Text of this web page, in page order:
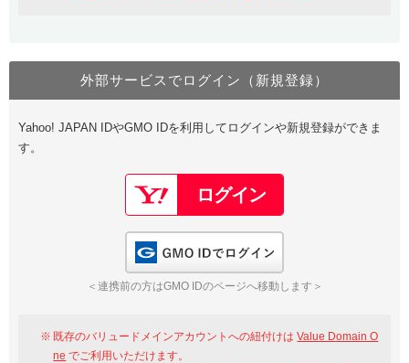
Value Domain Oneにログイン
Google
GMO ID Amazon
※AmazonはValue Domain Oneのログイン画面へ遷移します
Value Domain Oneアカウント作成
以下でも登録可能
Google Yahoo!
GMO ID
外部サービスでログイン（新規登録）
Yahoo! JAPAN IDやGMO IDを利用してログインや新規登録ができま
す。
＜連携前の方はGMO IDのページへ移動します＞
既存のバリュードメインアカウントへの紐付けはValue Domain O
ne でご利用いただけます。